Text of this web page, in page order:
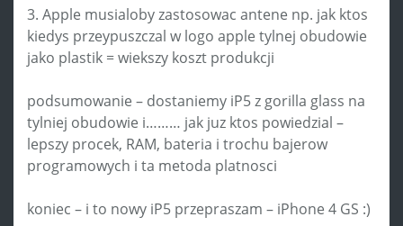
3. Apple musialoby zastosowac antene np. jak ktos
kiedys przeypuszczal w logo apple tylnej obudowie
jako plastik = wiekszy koszt produkcji
podsumowanie – dostaniemy iP5 z gorilla glass na
tylniej obudowie i……… jak juz ktos powiedzial –
lepszy procek, RAM, bateria i trochu bajerow
programowych i ta metoda platnosci
koniec – i to nowy iP5 przepraszam – iPhone 4 GS :)